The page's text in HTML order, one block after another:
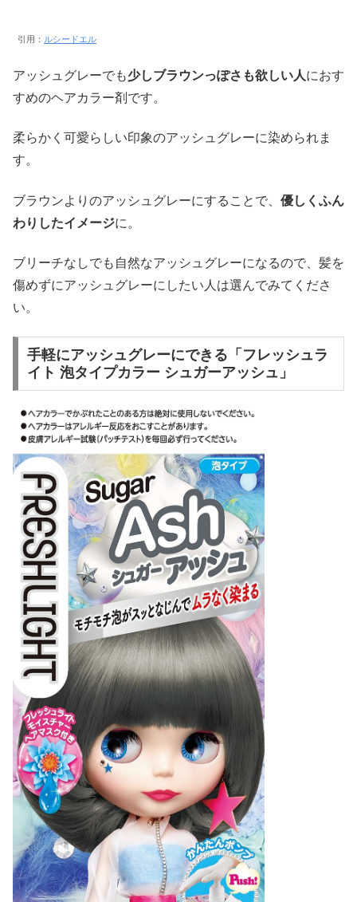
引用： ルシードエル
アッシュグレーでも少しブラウンっぽさも欲しい人におす
すめのヘアカラー剤です。
柔らかく可愛らしい印象のアッシュグレーに染められま
す。
ブラウンよりのアッシュグレーにすることで、 優しくふん
わりしたイメージに。
ブリーチなしでも自然なアッシュグレーになるので、髪を
傷めずにアッシュグレーにしたい人は選んでみてくださ
い。
手軽にアッシュグレーにできる「フレッシュラ
イト 泡タイプカラー シュガーアッシュ」